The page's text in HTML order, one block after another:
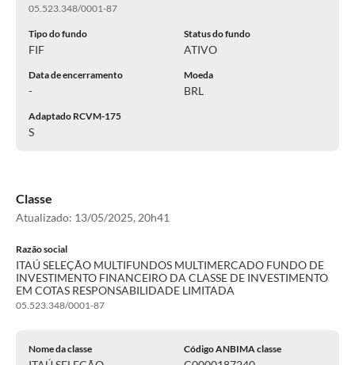
05.523.348/0001-87
Tipo do fundo
FIF
Status do fundo
ATIVO
Data de encerramento
-
Moeda
BRL
Adaptado RCVM-175
S
Classe
Atualizado: 13/05/2025, 20h41
Razão social
ITAÚ SELEÇÃO MULTIFUNDOS MULTIMERCADO FUNDO DE
INVESTIMENTO FINANCEIRO DA CLASSE DE INVESTIMENTO
EM COTAS RESPONSABILIDADE LIMITADA
05.523.348/0001-87
Nome da classe Código ANBIMA classe